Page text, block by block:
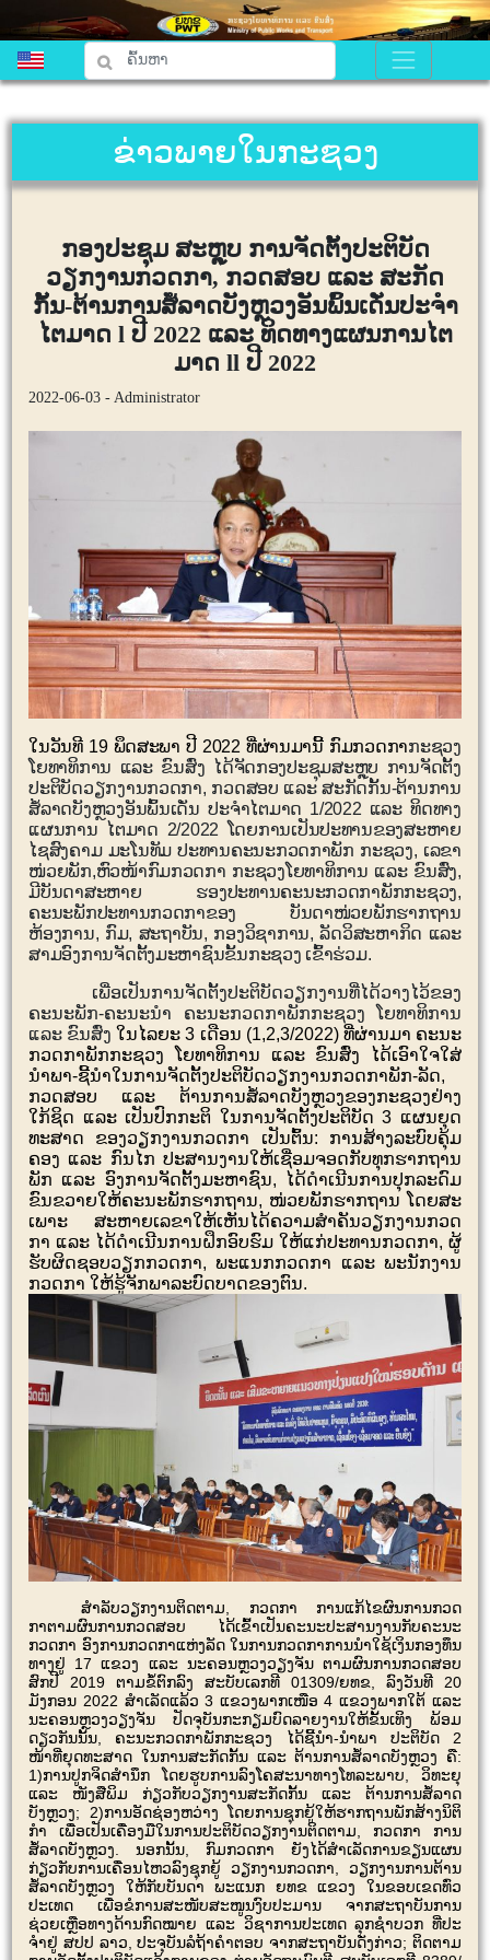
ຂ່າວພາຍໃນກະຊວງ
ກອງປະຊຸມ ສະຫຼຸບ ການຈັດຕັ້ງປະຕິບັດ
ວຽກງານກວດກາ, ກວດສອບ ແລະ ສະກັດ
ກັ້ນ-ຕ້ານການສໍ້ລາດບັງຫຼວງອັນພົ້ນເດັ່ນປະຈຳ
ໄຕມາດ l ປີ 2022 ແລະ ທິດທາງແຜນການໄຕ
ມາດ ll ປີ 2022
2022-06-03 - Administrator
ໃນວັນທີ 19 ພຶດສະພາ ປີ 2022 ທີ່ຜ່ານມານີ້ ກົມກວດກາກະຊວງ
ໂຍທາທິການ ແລະ ຂົນສົ່ງ ໄດ້ຈັດກອງປະຊຸມສະຫຼຸບ ການຈັດຕັ້ງ
ປະຕິບັດວຽກງານກວດກາ, ກວດສອບ ແລະ ສະກັດກັ້ນ-ຕ້ານການ
ສໍ້ລາດບັງຫຼວງອັນພົ້ນເດັ່ນ ປະຈຳໄຕມາດ 1/2022 ແລະ ທິດທາງ
ແຜນການ ໄຕມາດ 2/2022 ໂດຍການເປັນປະທານຂອງສະຫາຍ
ໄຊສົງຄາມ ມະໂນທັມ ປະທານຄະນະກວດກາພັກ ກະຊວງ, ເລຂາ
ໜ່ວຍພັກ,ຫົວໜ້າກົມກວດກາ ກະຊວງໂຍທາທິການ ແລະ ຂົນສົ່ງ,
ມີບັນດາສະຫາຍ ຮອງປະທານຄະນະກວດກາພັກກະຊວງ,
ຄະນະພັກປະທານກວດກາຂອງ ບັນດາໜ່ວຍພັກຮາກຖານ
ຫ້ອງການ, ກົມ, ສະຖາບັນ, ກອງວິຊາການ,ລັດວິສະຫາກິດ ແລະ
ສາມອົງການຈັດຕັ້ງມະຫາຊົນຂັ້ນກະຊວງ ເຂົ້າຮ່ວມ.
ເພື່ອເປັນການຈັດຕັ້ງປະຕິບັດວຽກງານທີ່ໄດ້ວາງໄວ້ຂອງ
ຄະນະພັກ-ຄະນະນໍາ ຄະນະກວດກາພັກກະຊວງ ໂຍທາທິການ
ແລະ ຂົນສົ່ງໃນໄລຍະ3 ເດືອນ (1,2,3/2022) ທີ່ຜ່ານມາ ຄະນະ
ກວດກາພັກກະຊວງ ​ ໂຍທາ​ທິການ ​ແລະ ຂົນ​ສົ່ງ
​ໄດ້​​ເອົາໃຈໃສ່
ນຳພາ-ຊີ້ນໍາໃນການຈັດຕັ້ງປະຕິບັດວຽກງານກວດກາພັກ-ລັດ,
ກວດສອບ
ແລະ ຕ້ານການສໍ້ລາດບັງຫຼວງຂອງກະຊວງຢ່າງ
ໃກ້ຊິດ ແລະ ເປັນປົກກະຕິ ໃນການຈັດຕັ້ງປະຕິບັດ3 ແຜນຍຸດ
ທະສາດ ຂອງວຽກງານກວດກາ ເປັນຕົ້ນ: ການສ້າງລະບົບຄຸ້ມ
ຄອງ ແລະ ກົນໄກ ປະສານງານໃຫ້ເຊື່ອມຈອດກັບທຸກຮາກຖານ
ພັກ ແລະ ອົງການຈັດຕັ້ງມະຫາຊົນ, ໄດ້ດໍາເນີນການປຸກລະດົມ
ຂົນຂວາຍໃຫ້ຄະນະພັກຮາກຖານ, ໜ່ວຍພັກຮາກຖານ ໂດຍສະ
ເພາະ
ສະຫາຍເລຂາໃຫ້ເຫັນໄດ້ຄວາມສຳຄັນວຽກງານກວດ
ກາ ແລະ ໄດ້ດໍາເນີນການຝຶກອົບຮົມ ໃຫ້ແກ່ປະທານກວດກາ, ຜູ້
ຮັບຜິດຊອບວຽກກວດກາ,ພະແນກກວດກາ ແລະ ພະນັກງານ
ກວດກາ ໃຫ້ຮູ້ຈັກພາລະບົດບາດຂອງຕົນ.
ສໍາລັບວຽກງານຕິດຕາມ, ກວດກາ ການແກ້ໄຂຜົນການກວດ
ກາຕາມຜົນການກວດສອບ ໄດ້ເຂົ້າເປັນຄະນະປະສານງານກັບຄະນະ
ກວດກາ ອົງການກວດກາແຫ່ງລັດ ໃນການກວດກາການນໍາໃຊ້ເງິນກອງທຶນ
ທາງຢູ່ 17 ແຂວງ ແລະ ນະຄອນຫຼວງວຽງຈັນ ຕາມຜົນການກວດສອບ
ສົກປີ 2019 ຕາມຂໍ້ຕົກລົງ ສະບັບເລກທີ 01309/ຍທຂ, ລົງວັນທີ 20
ມັງກອນ 2022 ​ສຳ​ເລັດ​ແລ້ວ 3 ແຂວງ​ພາກເໜືອ 4 ແຂວງ​ພາກ​ໃຕ້ ແລະ
ນະ​ຄອນຫຼວງວຽງ​ຈັນ ປັດຈຸບັນກະ​ກຽມ​ບົດ​ລາຍ​ງານໃຫ້ຂັ້ນເທິງ ພ້ອມ
ດຽວກັນນັ້ນ, ຄະນະກວດກາພັກກະຊວງ ໄດ້ຊີ້ນຳ-ນຳພາ ປະຕິບັດ 2
ໜ້າທີ່ຍຸດທະສາດ ໃນການສະກັດກັ້ນ ແລະ ຕ້ານການສໍ້ລາດບັງຫຼວງ ຄື:
1)ການປູກຈິດສໍານຶກ ໂດຍຮູບການລົງໂຄສະນາທາງໂທລະພາບ, ວິທະຍຸ
ແລະ ໜັງສືພິມ ກ່ຽວກັບວຽກງານສະກັດກັ້ນ ແລະ ຕ້ານການສໍ້ລາດ
ບັງຫຼວງ; 2)ການອັດຊ່ອງຫວ່າງ ໂດຍການຊຸກຍູ້ໃຫ້ຮາກຖານພັກສ້າງນິຕິ
ກໍາ ເພື່ອເປັນເຄື່ອງມືໃນການປະຕິບັດວຽກງານຕິດຕາມ, ກວດກາ ການ
ສໍ້ລາດບັງຫຼວງ. ນອກນັ້ນ, ກົມກວດກາ ຍັງໄດ້ສຳເລັດການຂຽນແຜນ
ກ່ຽວກັບການເຄື່ອນໄຫວລົງຊຸກຍູ້ ວຽກງານກວດກາ, ວຽກງານການຕ້ານ
ສໍ້ລາດບັງຫຼວງ ໃຫ້ກັບບັນດາ ພະແນກ ຍທຂ ແຂວງ ໃນຂອບເຂດທົ່ວ
ປະເທດ ເພື່ອຂໍການສະໜັບສະໜູນງົບປະມານ ຈາກສະຖາບັນການ
ຊ່ວຍເຫຼືອທາງດ້ານກົດໝາຍ ແລະ ວິຊາການປະເທດ ລຸກຊໍາບວກ ທີ່ປະ
ຈໍາຢູ່ ສປປ ລາວ, ປະ​ຈຸ​ບັນ​ລໍຖ້າຄຳຕອບ ຈາກສະຖາບັນດັ່ງກ່າວ; ຕິດຕາມ